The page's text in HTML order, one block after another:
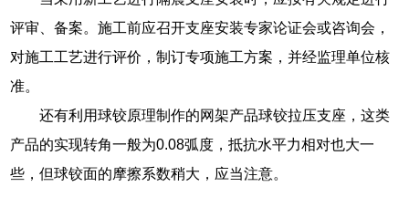
评审、备案。施工前应召开支座安装专家论证会或咨询会，
对施工工艺进行评价，制订专项施工方案，并经监理单位核
准。
还有利用球铰原理制作的网架产品球铰拉压支座，这类
产品的实现转角一般为0.08弧度，抵抗水平力相对也大一
些，但球铰面的摩擦系数稍大，应当注意。